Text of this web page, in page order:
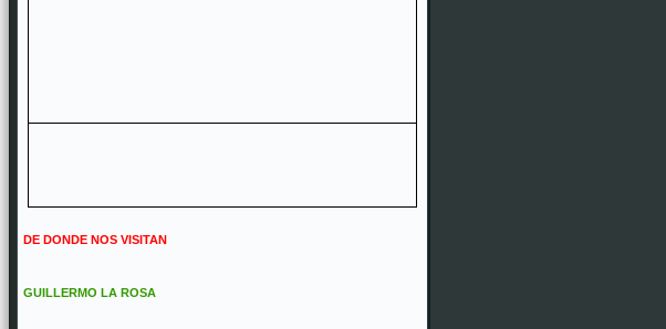
DE DONDE NOS VISITAN
GUILLERMO LA ROSA